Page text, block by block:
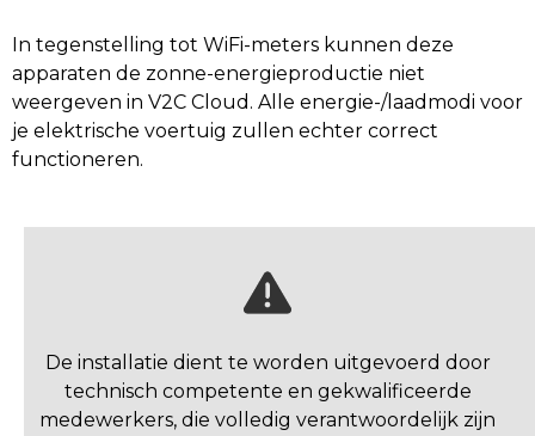
In tegenstelling tot WiFi-meters kunnen deze
apparaten de zonne-energieproductie niet
weergeven in V2C Cloud. Alle energie-/laadmodi voor
je elektrische voertuig zullen echter correct
functioneren.
De installatie dient te worden uitgevoerd door
technisch competente en gekwalificeerde
medewerkers, die volledig verantwoordelijk zijn